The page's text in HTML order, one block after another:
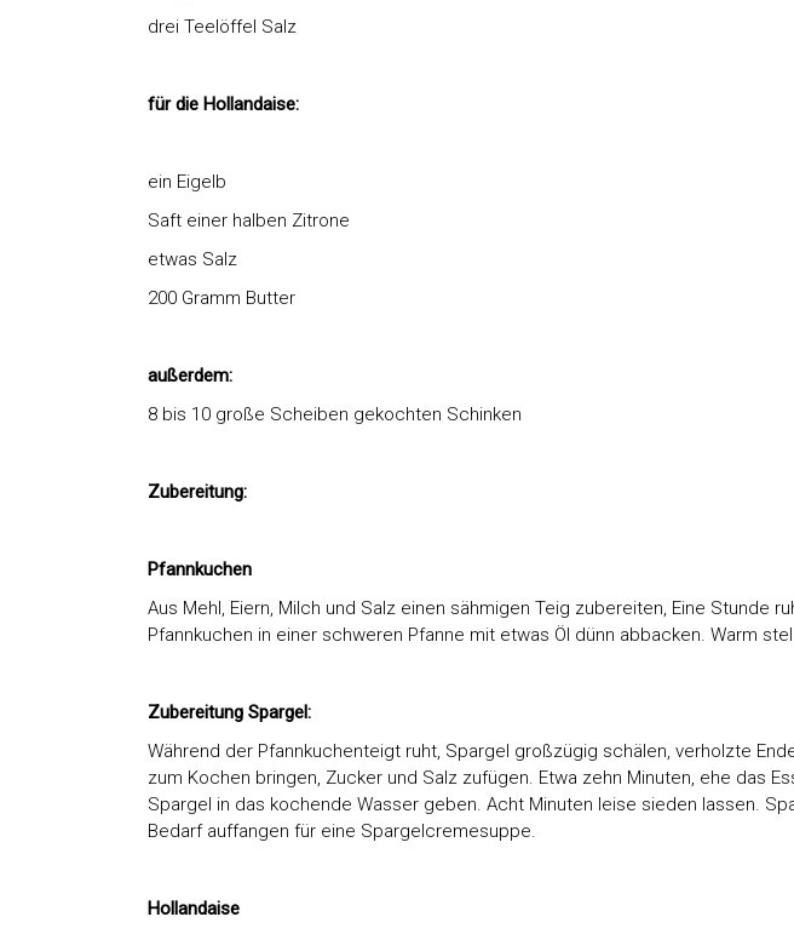
drei Teelöffel Salz
für die Hollandaise:
ein Eigelb
Saft einer halben Zitrone
etwas Salz
200 Gramm Butter
außerdem:
8 bis 10 große Scheiben gekochten Schinken
Zubereitung:
Pfannkuchen
Aus Mehl, Eiern, Milch und Salz einen sähmigen Teig zubereiten, Eine Stunde
Pfannkuchen in einer schweren Pfanne mit etwas Öl dünn abbacken. Warm
Zubereitung Spargel:
Während der Pfannkuchenteigt ruht, Spargel großzügig schälen, verholzte
zum Kochen bringen, Zucker und Salz zufügen. Etwa zehn Minuten, ehe das
Spargel in das kochende Wasser geben. Acht Minuten leise sieden lassen.
Bedarf auffangen für eine Spargelcremesuppe.
Hollandaise